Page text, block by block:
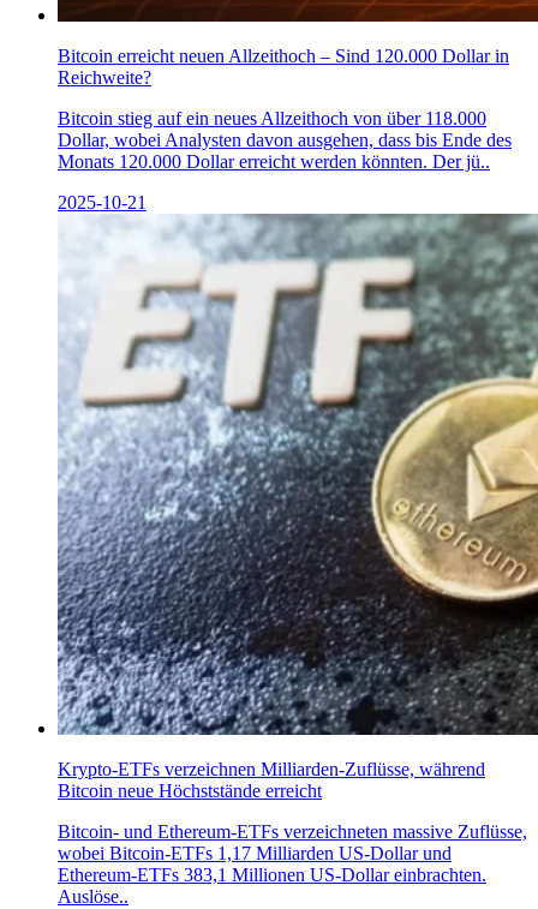
Bitcoin erreicht neuen Allzeithoch – Sind 120.000 Dollar in
Reichweite?
Bitcoin stieg auf ein neues Allzeithoch von über 118.000
Dollar, wobei Analysten davon ausgehen, dass bis Ende des
Monats 120.000 Dollar erreicht werden könnten. Der jü..
2025-10-21
Krypto-ETFs verzeichnen Milliarden-Zuflüsse, während
Bitcoin neue Höchststände erreicht
Bitcoin- und Ethereum-ETFs verzeichneten massive Zuflüsse,
wobei Bitcoin-ETFs 1,17 Milliarden US-Dollar und
Ethereum-ETFs 383,1 Millionen US-Dollar einbrachten.
Auslöse..